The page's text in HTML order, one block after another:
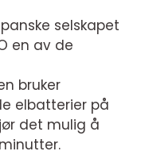
selskapet
en av de
bruker
elbatterier på
det mulig å